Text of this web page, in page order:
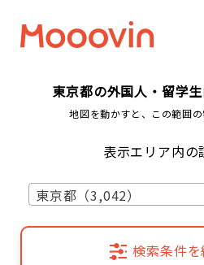
東京都の外国人・留学
地図を動かすと、この範囲
表示エリア内の
東京都（3,042）
検索条件